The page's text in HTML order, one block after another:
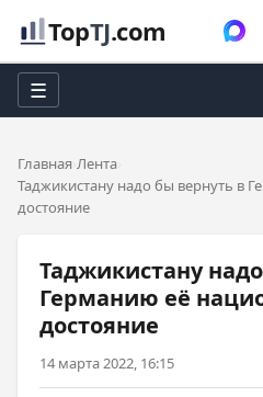
TopTJ.com
☰
Главная Лента
Таджикистану надо бы вернуть в
достояние
Таджикистану
Германию её
достояние
14 марта 2022, 16:15